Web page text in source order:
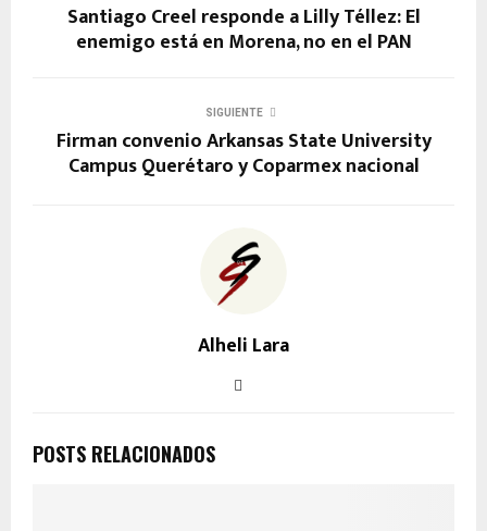
Santiago Creel responde a Lilly Téllez: El
enemigo está en Morena, no en el PAN
SIGUIENTE
Firman convenio Arkansas State University
Campus Querétaro y Coparmex nacional
Alheli Lara
POSTS RELACIONADOS